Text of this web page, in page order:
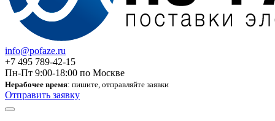
info@pofaze.ru
+7 495 789-42-15
Пн-Пт 9:00-18:00 по Москве
Нерабочее время: пишите, отправляйте заявки
Отправить заявку